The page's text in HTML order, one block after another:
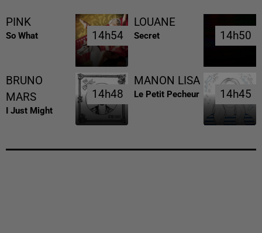
PINK
So What 14h54
14h54
LOUANE
Secret 14h50
14h50
BRUNO
MARS
I Just Might
14h48
14h48
MANON LISA
Le Petit Pecheur 14h45
14h45